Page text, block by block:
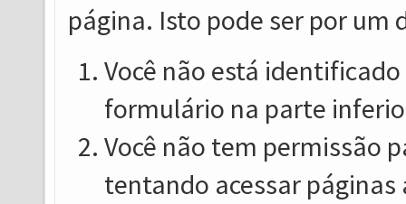
página. Isto pode ser por um
Você não está
formulário na parte
Você não tem permissão
tentando acessar